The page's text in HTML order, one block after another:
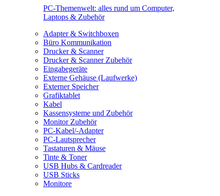
PC-Themenwelt: alles rund um Computer,
Laptops & Zubehör
Adapter & Switchboxen
Büro Kommunikation
Drucker & Scanner
Drucker & Scanner Zubehör
Eingabegeräte
Externe Gehäuse (Laufwerke)
Externer Speicher
Grafiktablet
Kabel
Kassensysteme und Zubehör
Monitor Zubehör
PC-Kabel/-Adapter
PC-Lautsprecher
Tastaturen & Mäuse
Tinte & Toner
USB Hubs & Cardreader
USB Sticks
Monitore